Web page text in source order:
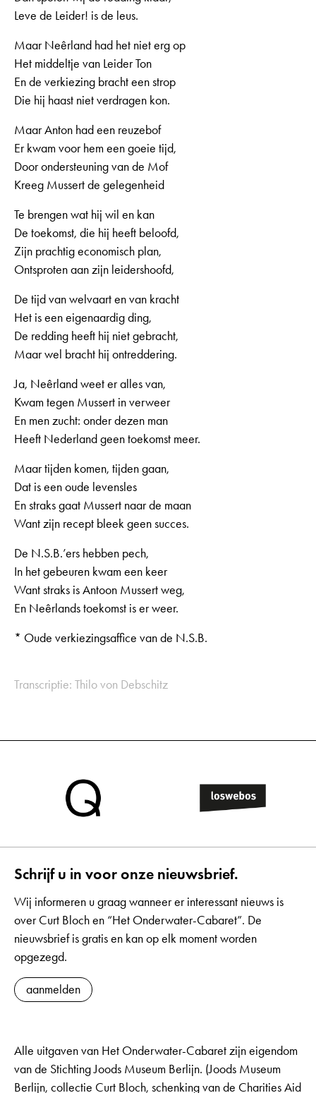
Leve de Leider! is de leus.
Maar Neêrland had het niet erg op
Het middeltje van Leider Ton
En de verkiezing bracht een strop
Die hij haast niet verdragen kon.
Maar Anton had een reuzebof
Er kwam voor hem een goeie tijd,
Door ondersteuning van de Mof
Kreeg Mussert de gelegenheid
Te brengen wat hij wil en kan
De toekomst, die hij heeft beloofd,
Zijn prachtig economisch plan,
Ontsproten aan zijn leidershoofd,
De tijd van welvaart en van kracht
Het is een eigenaardig ding,
De redding heeft hij niet gebracht,
Maar wel bracht hij ontreddering.
Ja, Neêrland weet er alles van,
Kwam tegen Mussert in verweer
En men zucht: onder dezen man
Heeft Nederland geen toekomst meer.
Maar tijden komen, tijden gaan,
Dat is een oude levensles
En straks gaat Mussert naar de maan
Want zijn recept bleek geen succes.
De N.S.B.’ers hebben pech,
In het gebeuren kwam een keer
Want straks is Antoon Mussert weg,
En Neêrlands toekomst is er weer.
* Oude verkiezingsaffice van de N.S.B.
Transcriptie: Thilo von Debschitz
Schrijf u in voor onze nieuwsbrief.
Wij informeren u graag wanneer er interessant nieuws is
over Curt Bloch en “Het Onderwater-Cabaret”. De
nieuwsbrief is gratis en kan op elk moment worden
opgezegd.
aanmelden
Alle uitgaven van Het Onderwater-Cabaret zijn eigendom
van de Stichting Joods Museum Berlijn. (Joods Museum
Berlijn, collectie Curt Bloch, schenking van de Charities Aid